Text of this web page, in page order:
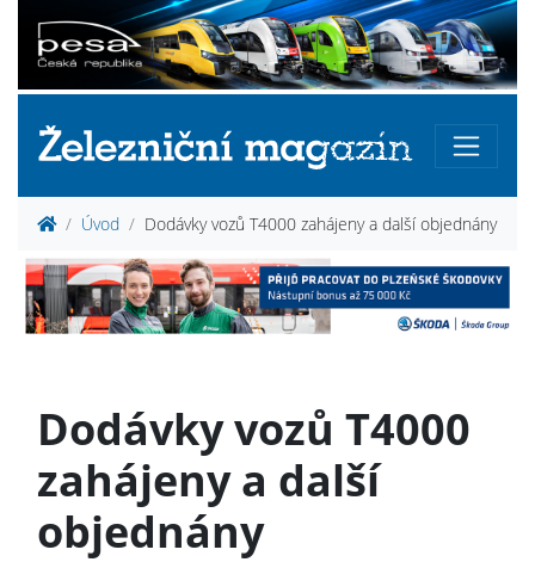
Úvod Dodávky vozů T4000 zahájeny a další objednány
Dodávky vozů T4000
zahájeny a další
objednány